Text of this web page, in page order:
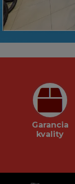
Garancia
kvality